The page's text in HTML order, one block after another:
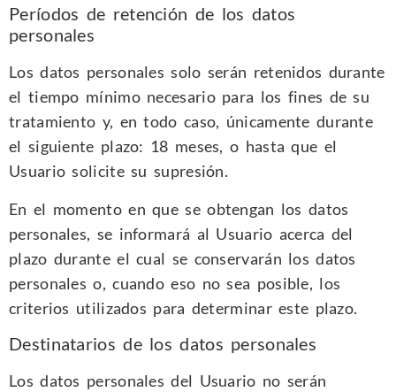
Períodos de retención de los datos
personales
Los datos personales solo serán retenidos durante
el tiempo mínimo necesario para los fines de su
tratamiento y, en todo caso, únicamente durante
el siguiente plazo: 18 meses, o hasta que el
Usuario solicite su supresión.
En el momento en que se obtengan los datos
personales, se informará al Usuario acerca del
plazo durante el cual se conservarán los datos
personales o, cuando eso no sea posible, los
criterios utilizados para determinar este plazo.
Destinatarios de los datos personales
Los datos personales del Usuario no serán